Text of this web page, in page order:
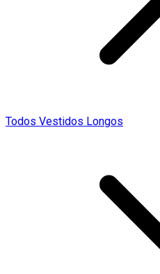
Todos Vestidos Longos